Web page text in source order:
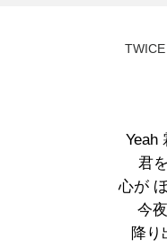
Yeah
君
心が
今
降り